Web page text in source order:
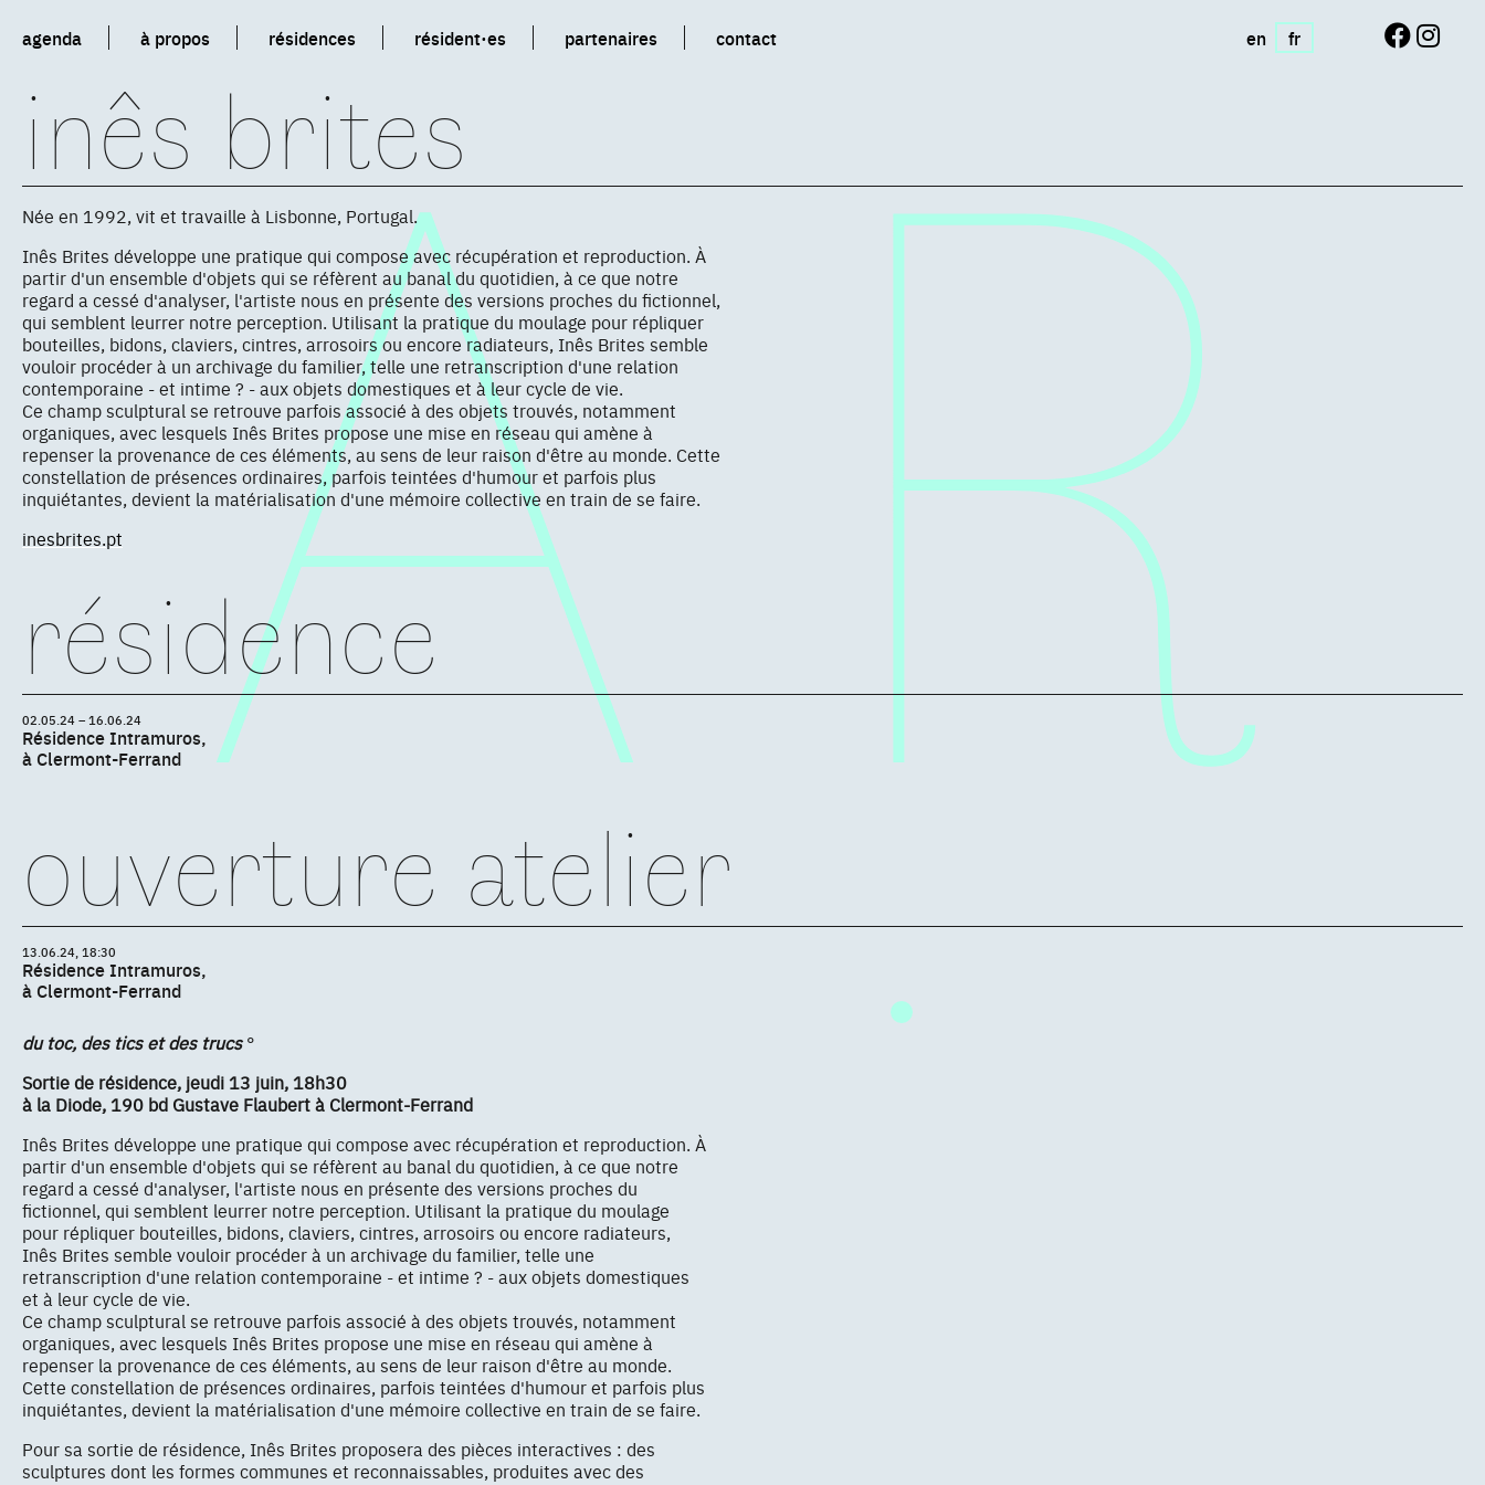
agenda à propos résidences résident·es partenaires contact en fr
inês brites
Née en 1992, vit et travaille à Lisbonne, Portugal.
Inês Brites développe une pratique qui compose avec récupération et reproduction. À
partir d'un ensemble d'objets qui se réfèrent au banal du quotidien, à ce que notre
regard a cessé d'analyser, l'artiste nous en présente des versions proches du fictionnel,
qui semblent leurrer notre perception. Utilisant la pratique du moulage pour répliquer
bouteilles, bidons, claviers, cintres, arrosoirs ou encore radiateurs, Inês Brites semble
vouloir procéder à un archivage du familier, telle une retranscription d'une relation
contemporaine - et intime ? - aux objets domestiques et à leur cycle de vie.
Ce champ sculptural se retrouve parfois associé à des objets trouvés, notamment
organiques, avec lesquels Inês Brites propose une mise en réseau qui amène à
repenser la provenance de ces éléments, au sens de leur raison d'être au monde. Cette
constellation de présences ordinaires, parfois teintées d'humour et parfois plus
inquiétantes, devient la matérialisation d'une mémoire collective en train de se faire.
inesbrites.pt
résidence
02.05.24 – 16.06.24
Résidence Intramuros,
à Clermont-Ferrand
ouverture atelier
13.06.24, 18:30
Résidence Intramuros,
à Clermont-Ferrand
du toc, des tics et des trucs°
Sortie de résidence, jeudi 13 juin, 18h30
à la Diode, 190 bd Gustave Flaubert à Clermont-Ferrand
Inês Brites développe une pratique qui compose avec récupération et reproduction. À
partir d'un ensemble d'objets qui se réfèrent au banal du quotidien, à ce que notre
regard a cessé d'analyser, l'artiste nous en présente des versions proches du
fictionnel, qui semblent leurrer notre perception. Utilisant la pratique du moulage
pour répliquer bouteilles, bidons, claviers, cintres, arrosoirs ou encore radiateurs,
Inês Brites semble vouloir procéder à un archivage du familier, telle une
retranscription d'une relation contemporaine - et intime ? - aux objets domestiques
et à leur cycle de vie.
Ce champ sculptural se retrouve parfois associé à des objets trouvés, notamment
organiques, avec lesquels Inês Brites propose une mise en réseau qui amène à
repenser la provenance de ces éléments, au sens de leur raison d'être au monde.
Cette constellation de présences ordinaires, parfois teintées d'humour et parfois plus
inquiétantes, devient la matérialisation d'une mémoire collective en train de se faire.
Pour sa sortie de résidence, Inês Brites proposera des pièces interactives : des
sculptures dont les formes communes et reconnaissables, produites avec des